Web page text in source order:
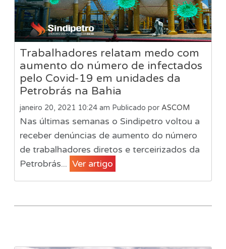
Trabalhadores relatam medo com
aumento do número de infectados
pelo Covid-19 em unidades da
Petrobrás na Bahia
janeiro 20, 2021 10:24 am Publicado por ASCOM
Nas últimas semanas o Sindipetro voltou a
receber denúncias de aumento do número
de trabalhadores diretos e terceirizados da
Petrobrás... Ver artigo